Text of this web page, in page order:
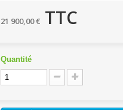
21 900,00 €TTC
Quantité